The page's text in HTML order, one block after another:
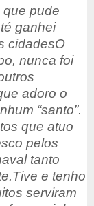
que pude
ganhei
cidadesO
nunca foi
adoro o
“santo”.
que atuo
pelos
tanto
Tive e tenho
serviram